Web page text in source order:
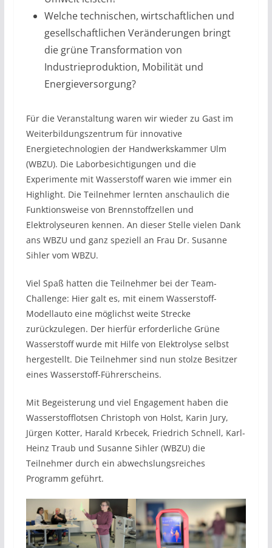
Welche technischen, wirtschaftlichen und
gesellschaftlichen Veränderungen bringt
die grüne Transformation von
Industrieproduktion, Mobilität und
Energieversorgung?
Für die Veranstaltung waren wir wieder zu Gast im
Weiterbildungszentrum für innovative
Energietechnologien der Handwerkskammer Ulm
(WBZU). Die Laborbesichtigungen und die
Experimente mit Wasserstoff waren wie immer ein
Highlight. Die Teilnehmer lernten anschaulich die
Funktionsweise von Brennstoffzellen und
Elektrolyseuren kennen. An dieser Stelle vielen Dank
ans WBZU und ganz speziell an Frau Dr. Susanne
Sihler vom WBZU.
Viel Spaß hatten die Teilnehmer bei der Team-
Challenge: Hier galt es, mit einem Wasserstoff-
Modellauto eine möglichst weite Strecke
zurückzulegen. Der hierfür erforderliche Grüne
Wasserstoff wurde mit Hilfe von Elektrolyse selbst
hergestellt. Die Teilnehmer sind nun stolze Besitzer
eines Wasserstoff-Führerscheins.
Mit Begeisterung und viel Engagement haben die
Wasserstofflotsen Christoph von Holst, Karin Jury,
Jürgen Kotter, Harald Krbecek, Friedrich Schnell, Karl-
Heinz Traub und Susanne Sihler (WBZU) die
Teilnehmer durch ein abwechslungsreiches
Programm geführt.